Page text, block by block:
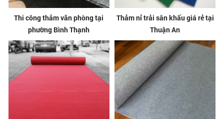
Thi công thảm văn phòng tại
phường Bình Thạnh
Thảm nỉ trải sân khấu giá rẻ tại
Thuận An